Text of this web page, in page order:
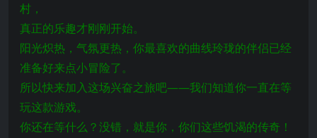
村，
真正的乐趣才刚刚开始。
阳光炽热，气氛更热，你最喜欢的曲线玲珑的伴侣已经
准备好来点小冒险了。
所以快来加入这场兴奋之旅吧——我们知道你一直在等
玩这款游戏。
你还在等什么？没错，就是你，你们这些饥渴的传奇！